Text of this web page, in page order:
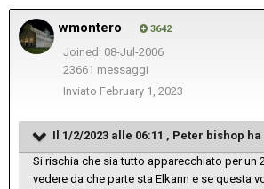
wmontero 3642
Joined: 08-Jul-2006
23661 messaggi
Inviato February 1, 2023
Il 1/2/2023 alle 06:11 , Peter bishop
Si rischia che sia tutto apparecchiato per un
vedere da che parte sta Elkann e se questa